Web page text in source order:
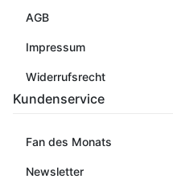
AGB
Impressum
Widerrufsrecht
Kundenservice
Fan des Monats
Newsletter